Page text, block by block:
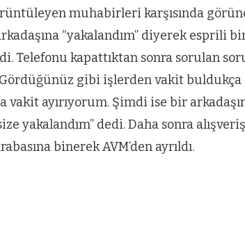
muhabirleri karşısında
“yakalandım” diyerek esprili
Telefonu kapattıktan sonra sorulan
gibi işlerden vakit buldukça
vakit ayırıyorum. Şimdi ise bir
yakalandım” dedi. Daha sonra
binerek AVM’den ayrıldı.